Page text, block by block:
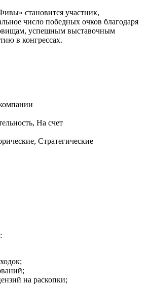
становится участник,
число победных очков благодаря
успешным выставочным
в конгрессах.
На счет
Стратегические
на раскопки;